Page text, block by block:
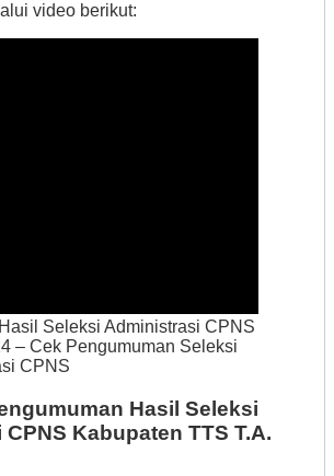
video berikut:
Seleksi Administrasi CPNS
– Cek Pengumuman Seleksi
CPNS
Hasil Seleksi
Kabupaten TTS T.A.